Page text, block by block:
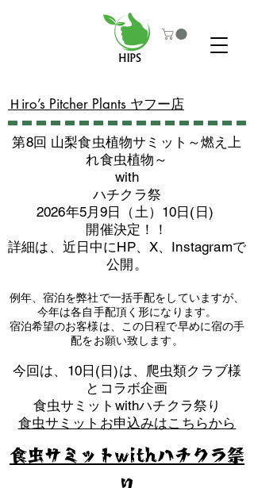
​Ｈiro’s Pitcher Plants ヤフー店
第8回 山梨食虫植物サミット～燃え上
れ食虫植物～
with
​ハチクラ祭
2026年5月9日（土）10日(日)
​開催決定！！
詳細は、近日中にHP、X、Instagramで
公開。
例年、宿泊を弊社で一括手配をしていますが、
今年は各自手配頂く形になります。
​宿泊希望のお客様は、この日程で早めに宿の手
配をお願い致します。
​今回は、10日(日)は、爬虫類クラブ様
とコラボ企画
​食虫サミットwithハチクラ祭り
食虫サミットお申込みはこちらから
食虫サミットwithハチクラ祭